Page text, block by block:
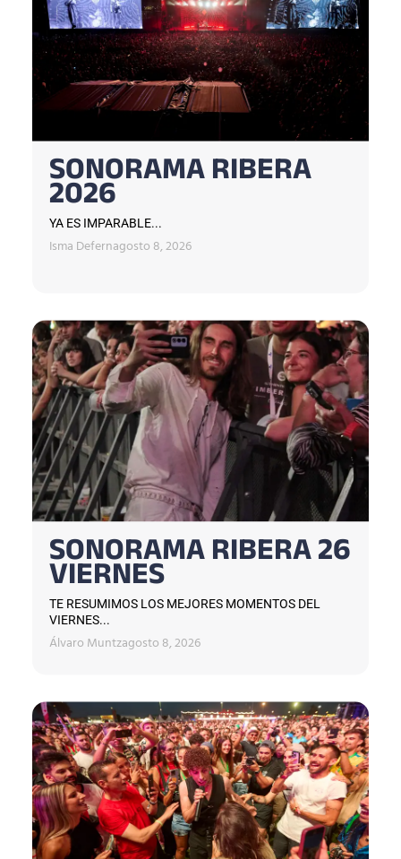
SONORAMA RIBERA
2026
YA ES IMPARABLE...
Isma Defernagosto 8, 2026
SONORAMA RIBERA 26
VIERNES
TE RESUMIMOS LOS MEJORES MOMENTOS DEL
VIERNES...
Álvaro Muntzagosto 8, 2026